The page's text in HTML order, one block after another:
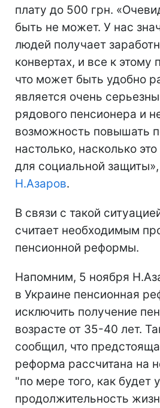
плату до 500 грн.
быть не может. У нас
людей получает
конвертах, и все к этому
что может быть удобно
является очень
рядового пенсионера и
возможность повышать
настолько, насколько
для социальной
Н.Азаров.
В связи с такой
считает необходимым
пенсионной реформы.
Напомним, 5 ноября
в Украине пенсионная
исключить получение
возрасте от 35-40 лет.
сообщил, что
реформа рассчитана на
"по мере того, как будет
продолжительность